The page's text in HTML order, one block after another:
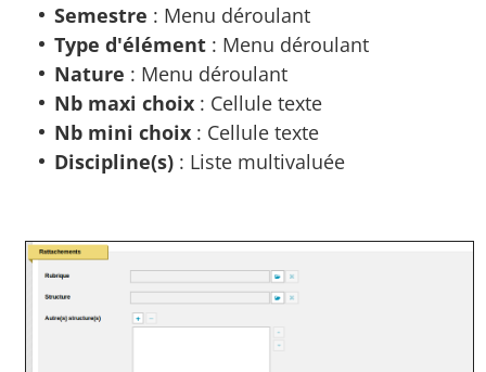
Semestre : Menu déroulant
Type d'élément : Menu déroulant
Nature : Menu déroulant
Nb maxi choix : Cellule texte
Nb mini choix : Cellule texte
Discipline(s) : Liste multivaluée